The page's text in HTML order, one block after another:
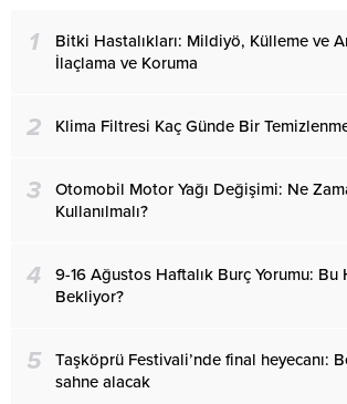
1
Bitki Hastalıkları: Mildiyö, Külleme ve
İlaçlama ve Koruma
2 Klima Filtresi Kaç Günde Bir
3
Otomobil Motor Yağı Değişimi: Ne
Kullanılmalı?
4
9-16 Ağustos Haftalık Burç Yorumu: Bu
Bekliyor?
5
Taşköprü Festivali’nde final heyecanı:
sahne alacak